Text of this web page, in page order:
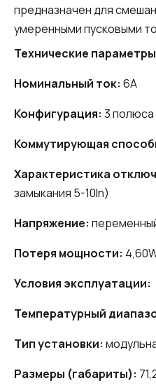
предназначен для
умеренными пусковыми
Технические
Номинальный ток: 6A
Конфигурация: 3 полюса
Коммутирующая
Характеристика
замыкания 5-10In)
Напряжение:
Потеря мощности:
Условия эксплуатации:
Температурный
Тип установки:
Размеры (габариты):